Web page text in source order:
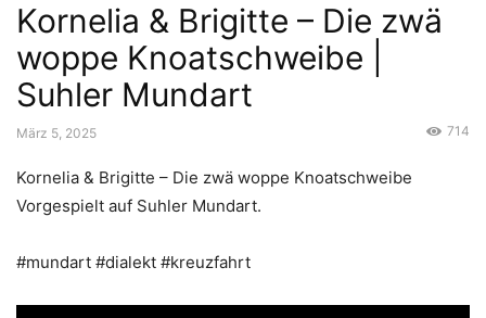
Kornelia & Brigitte – Die zwä
woppe Knoatschweibe |
Suhler Mundart
März 5, 2025 714
Kornelia & Brigitte – Die zwä woppe Knoatschweibe
Vorgespielt auf Suhler Mundart.
#mundart #dialekt #kreuzfahrt